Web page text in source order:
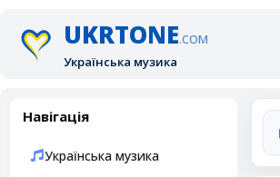
UKRTONE.COM
Українська музика
Навігація
Українська музика